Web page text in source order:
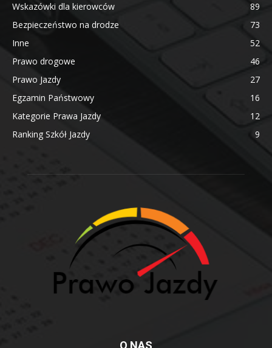
Wskazówki dla kierowców
89
Bezpieczeństwo na drodze
73
Inne
52
Prawo drogowe
46
Prawo Jazdy
27
Egzamin Państwowy
16
Kategorie Prawa Jazdy
12
Ranking Szkół Jazdy
9
O NAS